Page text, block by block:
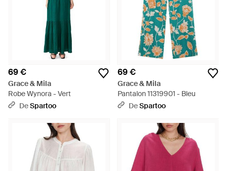
69 €
Grace & Mila
Robe Wynora - Vert
DeSpartoo
69 €
Grace & Mila
Pantalon 11319901 - Bleu
DeSpartoo